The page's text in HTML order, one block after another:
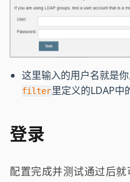
这里输入的用户名就是
filter里定义的LDAP中
登录
配置完成并测试通过后